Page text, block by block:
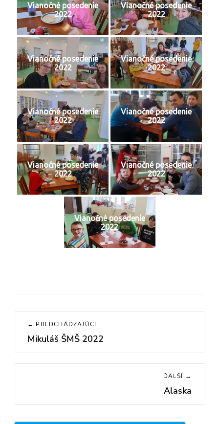
Vianočné posedenie
2022
Vianočné posedenie
2022
Vianočné posedenie
2022
Vianočné posedenie
2022
Vianočné posedenie
2022
Vianočné posedenie
2022
Vianočné posedenie
2022
Vianočné posedenie
2022
Vianočné posedenie
2022
Navigácia
článku
← PREDCHÁDZAJÚCI
Previous
post:
Mikuláš ŠMŠ 2022
ĎALŠÍ →
post:
Alaska